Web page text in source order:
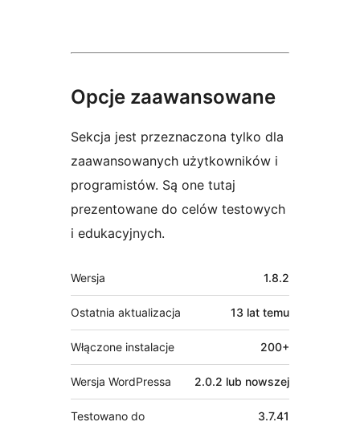
Opcje zaawansowane
Sekcja jest przeznaczona tylko dla
zaawansowanych użytkowników i
programistów. Są one tutaj
prezentowane do celów testowych
i edukacyjnych.
Meta
Wersja 1.8.2
Ostatnia aktualizacja 13 lat temu
Włączone instalacje 200+
Wersja WordPressa 2.0.2 lub nowszej
Testowano do 3.7.41